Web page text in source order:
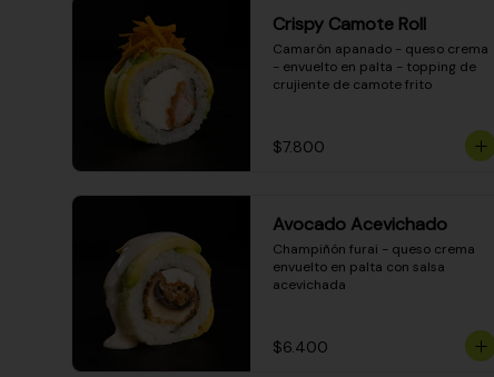
Crispy Camote Roll
Camarón apanado - queso crema
- envuelto en palta - topping de
crujiente de camote frito
$7.800
Avocado Acevichado
Champiñón furai - queso crema
envuelto en palta con salsa
acevichada
$6.400